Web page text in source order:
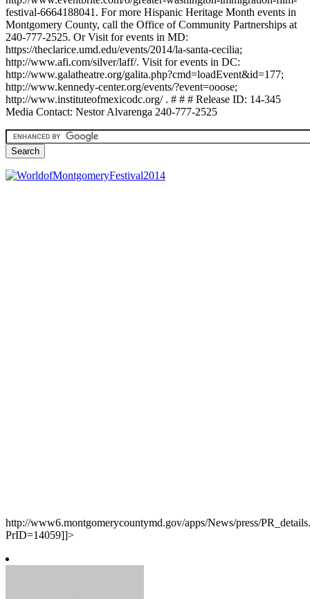
festival-6664188041. For more Hispanic Heritage Month events in
Montgomery County, call the Office of Community Partnerships at
240-777-2525. Or Visit for events in MD:
https://theclarice.umd.edu/events/2014/la-santa-cecilia;
http://www.afi.com/silver/laff/. Visit for events in DC:
http://www.galatheatre.org/galita.php?cmd=loadEvent&id=177;
http://www.kennedy-center.org/events/?event=ooose;
http://www.instituteofmexicodc.org/ . # # # Release ID: 14-345
Media Contact: Nestor Alvarenga 240-777-2525
http://www6.montgomerycountymd.gov/apps/News/press/
PrID=14059]]>